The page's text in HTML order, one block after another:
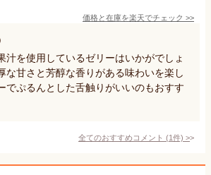
価格と在庫を楽天でチェック >>
汁を使用しているゼリーはいかがでしょ
な甘さと芳醇な香りがある味わいを楽し
でぷるんとした舌触りがいいのもおすす
全てのおすすめコメント (1件) >